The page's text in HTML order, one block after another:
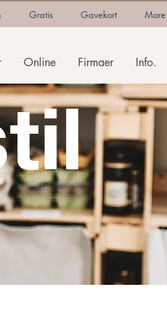
Gratis Gavekort More
Online Firmaer Info.